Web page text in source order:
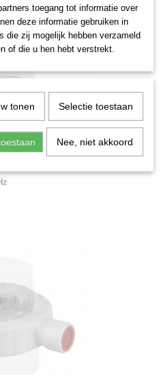
toegang tot informatie over
deze informatie gebruiken in
die zij mogelijk hebben verzameld
of die u hen hebt verstrekt.
tonen Selectie toestaan
Nee, niet akkoord